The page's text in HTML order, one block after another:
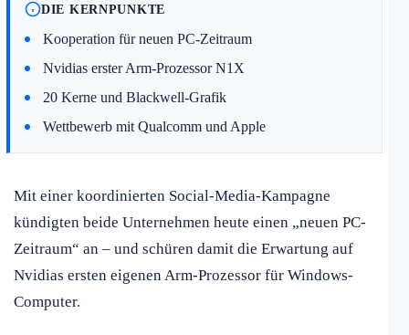
DIE KERNPUNKTE
Kooperation für neuen PC-Zeitraum
Nvidias erster Arm-Prozessor N1X
20 Kerne und Blackwell-Grafik
Wettbewerb mit Qualcomm und Apple
Mit einer koordinierten Social-Media-Kampagne
kündigten beide Unternehmen heute einen „neuen PC-
Zeitraum“ an – und schüren damit die Erwartung auf
Nvidias ersten eigenen Arm-Prozessor für Windows-
Computer.